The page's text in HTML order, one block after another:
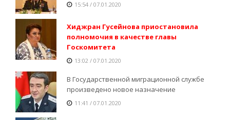
15:54 / 07.01.2020
Хиджран Гусейнова приостановила
полномочия в качестве главы
Госкомитета
13:02 / 07.01.2020
В Государственной миграционной службе
произведено новое назначение
11:41 / 07.01.2020